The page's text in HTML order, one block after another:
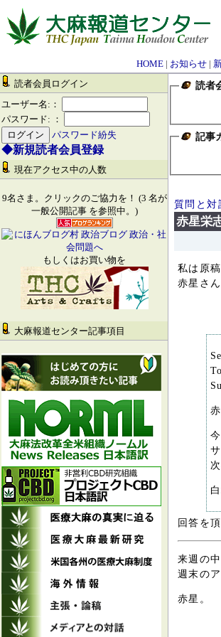
HOME| お知らせ|
読者会員ログイン
ユーザー名:：
パスワード: ：
パスワード紛失
◆新規読者会員登録
現在アクセス中の人数
9名さま。クリックのご協力を！ (3 名が
一般公開記事 を参照中。)
もしくはお買い物を
大麻報道センター記事項目
読者
記事
質問と対
赤星栄
私は原
赤星さ
回答を
来週の
週末の
赤星。